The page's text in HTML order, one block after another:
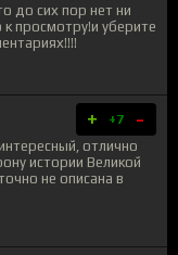
до сих пор нет ни
просмотру!и уберите
+ +7 -
отлично
истории Великой
не описана в